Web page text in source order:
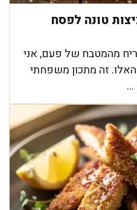
טונה לפסח
מהמטבח של פעם, אני
זה מתכון משפחתי